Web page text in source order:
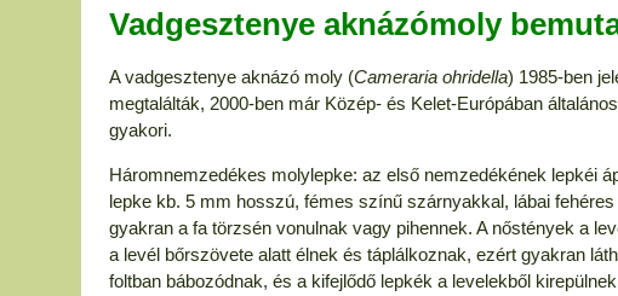
Vadgesztenye aknázómoly
A vadgesztenye aknázó moly (Cameraria ohridella) 1985-ben
megtalálták, 2000-ben már Közép- és Kelet-Európában
gyakori.
Háromnemzedékes molylepke: az első nemzedékének lepkéi
lepke kb. 5 mm hosszú, fémes színű szárnyakkal, lábai
gyakran a fa törzsén vonulnak vagy pihennek. A nőstények a
a levél bőrszövete alatt élnek és táplálkoznak, ezért gyakran
foltban bábozódnak, és a kifejlődő lepkék a levelekből